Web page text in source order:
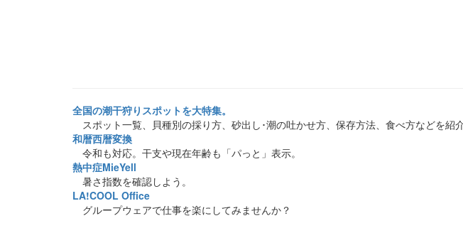
全国の潮干狩りスポットを大特集。
スポット一覧、貝種別の採り方、砂出し･潮の吐かせ方、保存方法、食べ方などを紹介
和暦西暦変換
令和も対応。干支や現在年齢も「パっと」表示。
熱中症MieYell
暑さ指数を確認しよう。
LA!COOL Office
グループウェアで仕事を楽にしてみませんか？